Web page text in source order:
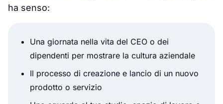
ha senso:
Una giornata nella vita del CEO o dei
dipendenti per mostrare la cultura aziendale
Il processo di creazione e lancio di un nuovo
prodotto o servizio